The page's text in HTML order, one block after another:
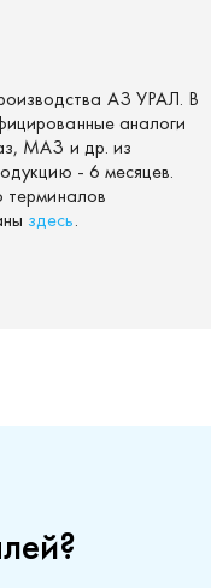
АЗ УРАЛ. В
аналоги
МАЗ и др. из
- 6 месяцев.
терминалов
здесь.